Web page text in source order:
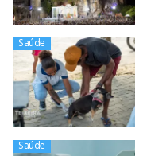
Saúde
Saúde